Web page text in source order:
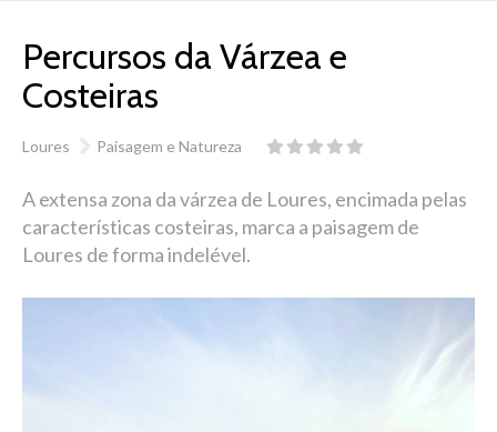
Percursos da Várzea e
Costeiras
Loures Paisagem e Natureza
A extensa zona da várzea de Loures, encimada pelas
características costeiras, marca a paisagem de
Loures de forma indelével.